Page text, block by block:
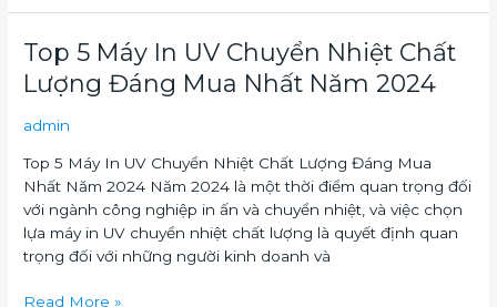
Trường
Top 5 Máy In UV Chuyển Nhiệt Chất
Lượng Đáng Mua Nhất Năm 2024
admin
Top 5 Máy In UV Chuyển Nhiệt Chất Lượng Đáng Mua
Nhất Năm 2024 Năm 2024 là một thời điểm quan trọng đối
với ngành công nghiệp in ấn và chuyển nhiệt, và việc chọn
lựa máy in UV chuyển nhiệt chất lượng là quyết định quan
trọng đối với những người kinh doanh và
Top
Máy
Chuyển
Nhiệt
Chất
Lượng
Đáng
Nhất
Read More »